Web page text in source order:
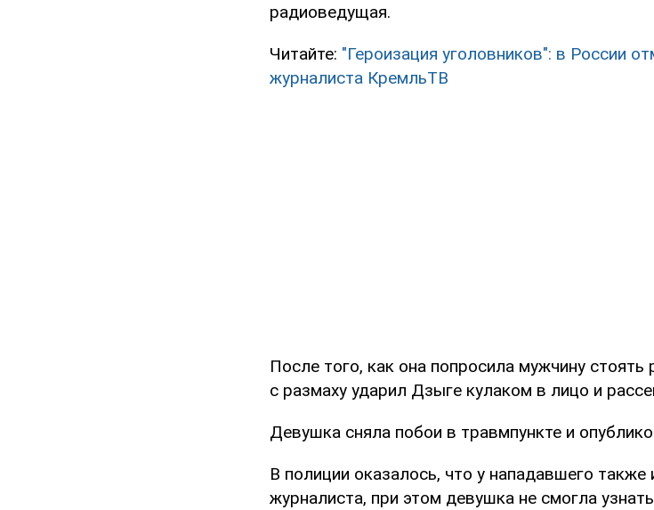
радиоведущая.
Читайте: "Героизация уголовников": в России
журналиста КремльТВ
После того, как она попросила мужчину
с размаху ударил Дзыге кулаком в лицо и
Девушка сняла побои в травмпункте и
В полиции оказалось, что у нападавшего также
журналиста, при этом девушка не смогла